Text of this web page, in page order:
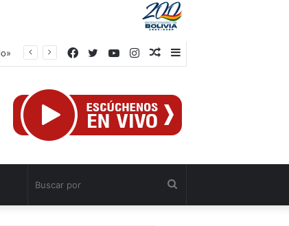
Barra
Publicación
azar
Instagram
YouTube
Twitter
Facebook